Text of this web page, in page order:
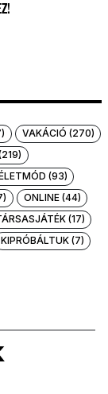
VAKÁCIÓ (270)
(93)
ONLINE (44)
(17)
KIPRÓBÁLTUK (7)